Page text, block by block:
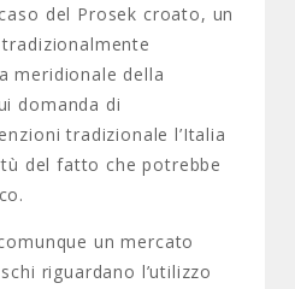
del Prosek croato, un
meridionale della
domanda di
tradizionale l’Italia
del fatto che potrebbe
un mercato
riguardano l’utilizzo